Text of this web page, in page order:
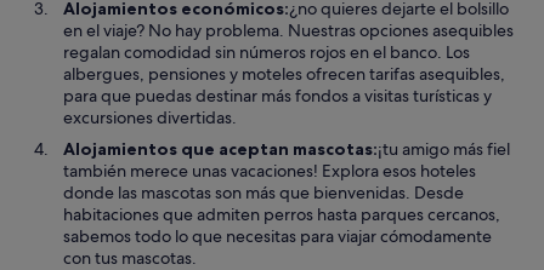
Alojamientos económicos:¿no quieres dejarte el bolsillo
en el viaje? No hay problema. Nuestras opciones asequibles
regalan comodidad sin números rojos en el banco. Los
albergues, pensiones y moteles ofrecen tarifas asequibles,
para que puedas destinar más fondos a visitas turísticas y
excursiones divertidas.
Alojamientos que aceptan mascotas:¡tu amigo más fiel
también merece unas vacaciones! Explora esos hoteles
donde las mascotas son más que bienvenidas. Desde
habitaciones que admiten perros hasta parques cercanos,
sabemos todo lo que necesitas para viajar cómodamente
con tus mascotas.